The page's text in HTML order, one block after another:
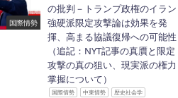
国際情勢
の批判－トランプ政権のイラン
強硬派限定攻撃論は効果を発
揮、高まる協議復帰への可能性
（追記：NYT記事の真贋と限定
攻撃の真の狙い、現実派の権力
掌握について）
国際情勢 中東情勢 歴史社会学